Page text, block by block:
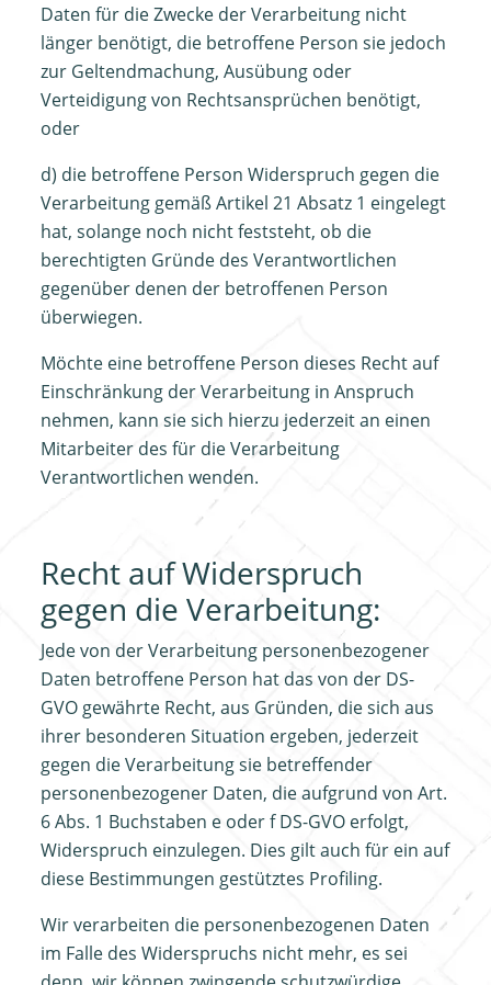
Daten für die Zwecke der Verarbeitung nicht
länger benötigt, die betroffene Person sie jedoch
zur Geltendmachung, Ausübung oder
Verteidigung von Rechtsansprüchen benötigt,
oder
d) die betroffene Person Widerspruch gegen die
Verarbeitung gemäß Artikel 21 Absatz 1 eingelegt
hat, solange noch nicht feststeht, ob die
berechtigten Gründe des Verantwortlichen
gegenüber denen der betroffenen Person
überwiegen.
Möchte eine betroffene Person dieses Recht auf
Einschränkung der Verarbeitung in Anspruch
nehmen, kann sie sich hierzu jederzeit an einen
Mitarbeiter des für die Verarbeitung
Verantwortlichen wenden.
Recht auf Widerspruch
gegen die Verarbeitung:
Jede von der Verarbeitung personenbezogener
Daten betroffene Person hat das von der DS-
GVO gewährte Recht, aus Gründen, die sich aus
ihrer besonderen Situation ergeben, jederzeit
gegen die Verarbeitung sie betreffender
personenbezogener Daten, die aufgrund von Art.
6 Abs. 1 Buchstaben e oder f DS-GVO erfolgt,
Widerspruch einzulegen. Dies gilt auch für ein auf
diese Bestimmungen gestütztes Profiling.
Wir verarbeiten die personenbezogenen Daten
im Falle des Widerspruchs nicht mehr, es sei